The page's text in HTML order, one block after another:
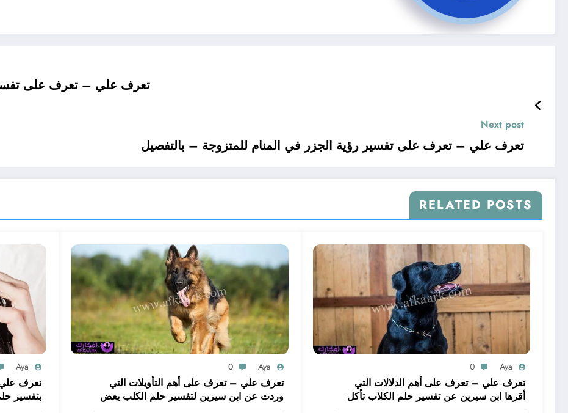
تعرف علي – تعرف على
Next post
تعرف علي – تعرف على تفسير رؤية الجزر في المنام للمتزوجة – بالتفصيل
RELATED POSTS
Aya
0
تعرف علي – تعرف على أهم الدلالات التي
أقرها ابن سيرين عن تفسير حلم الكلاب تأكل
لحم – بالتفصيل
Aya
0
تعرف علي – تعرف على أهم التأويلات التي
وردت عن ابن سيرين لتفسير حلم الكلب يعض
يدي – بالتفصيل
Aya
تعرف علي
بتفسير
ابن